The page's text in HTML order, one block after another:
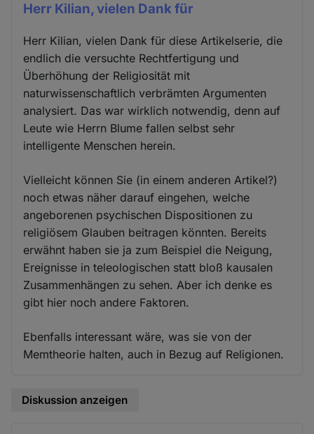
Herr Kilian, vielen Dank für
Herr Kilian, vielen Dank für diese Artikelserie, die
endlich die versuchte Rechtfertigung und
Überhöhung der Religiosität mit
naturwissenschaftlich verbrämten Argumenten
analysiert. Das war wirklich notwendig, denn auf
Leute wie Herrn Blume fallen selbst sehr
intelligente Menschen herein.
Vielleicht können Sie (in einem anderen Artikel?)
noch etwas näher darauf eingehen, welche
angeborenen psychischen Dispositionen zu
religiösem Glauben beitragen könnten. Bereits
erwähnt haben sie ja zum Beispiel die Neigung,
Ereignisse in teleologischen statt bloß kausalen
Zusammenhängen zu sehen. Aber ich denke es
gibt hier noch andere Faktoren.
Ebenfalls interessant wäre, was sie von der
Memtheorie halten, auch in Bezug auf Religionen.
Diskussion anzeigen